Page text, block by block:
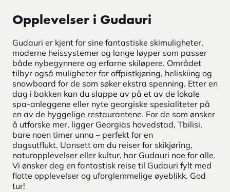
Opplevelser i Gudauri
Gudauri er kjent for sine fantastiske skimuligheter,
moderne heissystemer og lange løyper som passer
både nybegynnere og erfarne skiløpere. Området
tilbyr også muligheter for offpistkjøring, heliskiing og
snowboard for de som søker ekstra spenning. Etter en
dag i bakken kan du slappe av på et av de lokale
spa-anleggene eller nyte georgiske spesialiteter på
en av de hyggelige restaurantene. For de som ønsker
å utforske mer, ligger Georgias hovedstad, Tbilisi,
bare noen timer unna – perfekt for en
dagsutflukt. Uansett om du reiser for skikjøring,
naturopplevelser eller kultur, har Gudauri noe for alle.
Vi ønsker deg en fantastisk reise til Gudauri fylt med
flotte opplevelser og uforglemmelige øyeblikk. God
tur!